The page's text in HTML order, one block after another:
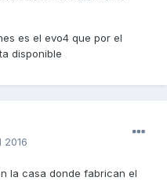
es el evo4 que por el
disponible
2016
la casa donde fabrican el